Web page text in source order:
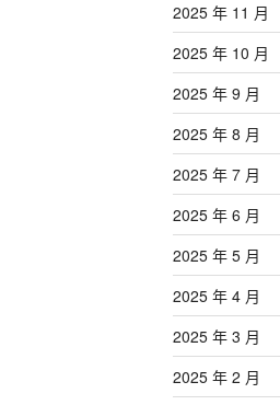
2025 年 11 月
2025 年 10 月
2025 年 9 月
2025 年 8 月
2025 年 7 月
2025 年 6 月
2025 年 5 月
2025 年 4 月
2025 年 3 月
2025 年 2 月